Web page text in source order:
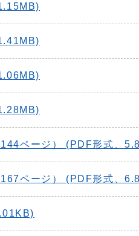
ページ） (PDF形式、
ページ） (PDF形式、